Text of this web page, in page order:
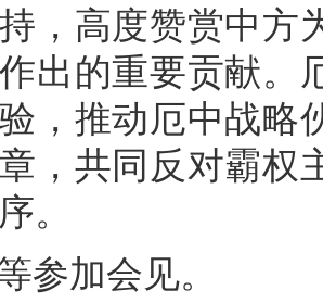
，高度赞赏中方
出的重要贡献。
，推动厄中战略
，共同反对霸权
。
参加会见。